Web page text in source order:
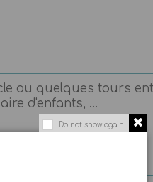
Do not show again.
ou quelques tours
d'enfants, ...